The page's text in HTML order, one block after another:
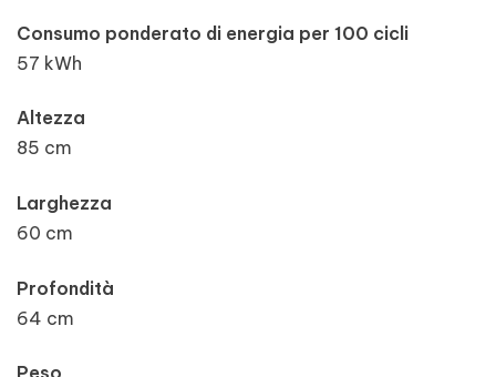
Consumo ponderato di energia per 100 cicli
57 kWh
Altezza
85 cm
Larghezza
60 cm
Profondità
64 cm